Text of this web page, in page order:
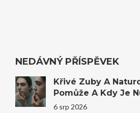
NEDÁVNÝ PŘÍSPĚVEK
Křivé Zuby A
Pomůže A Kdy Je
Stomatologie
6 srp 2026